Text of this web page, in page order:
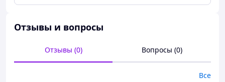
Отзывы и вопросы
Отзывы (0) Вопросы (0)
Все